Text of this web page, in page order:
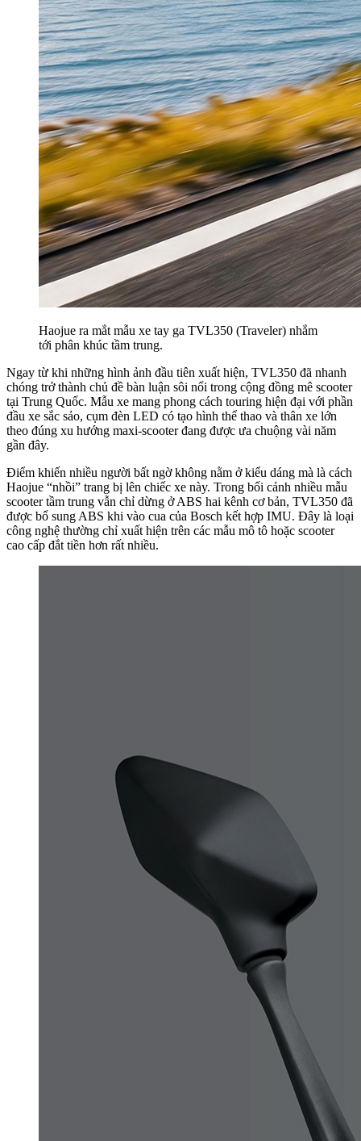
Haojue ra mắt mẫu xe tay ga TVL350 (Traveler) nhắm
tới phân khúc tầm trung.
Ngay từ khi những hình ảnh đầu tiên xuất hiện, TVL350 đã nhanh
chóng trở thành chủ đề bàn luận sôi nổi trong cộng đồng mê scooter
tại Trung Quốc. Mẫu xe mang phong cách touring hiện đại với phần
đầu xe sắc sảo, cụm đèn LED có tạo hình thể thao và thân xe lớn
theo đúng xu hướng maxi-scooter đang được ưa chuộng vài năm
gần đây.
Điểm khiến nhiều người bất ngờ không nằm ở kiểu dáng mà là cách
Haojue “nhồi” trang bị lên chiếc xe này. Trong bối cảnh nhiều mẫu
scooter tầm trung vẫn chỉ dừng ở ABS hai kênh cơ bản, TVL350 đã
được bổ sung ABS khi vào cua của Bosch kết hợp IMU. Đây là loại
công nghệ thường chỉ xuất hiện trên các mẫu mô tô hoặc scooter
cao cấp đắt tiền hơn rất nhiều.